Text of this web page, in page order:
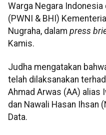
Warga Negara
(PWNI & BHI)
Nugraha, dalam press
Kamis.
Judha mengatakan
telah dilaksanakan
Ahmad Arwas (AA) alias
dan Nawali Hasan Ihsan
Data.